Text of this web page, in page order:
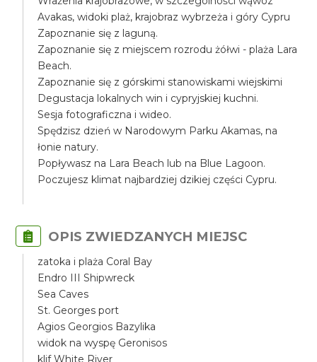
Avakas, widoki plaż, krajobraz wybrzeża i góry Cypru
Zapoznanie się z laguną.
Zapoznanie się z miejscem rozrodu żółwi - plaża Lara
Beach.
Zapoznanie się z górskimi stanowiskami wiejskimi
Degustacja lokalnych win i cypryjskiej kuchni.
Sesja fotograficzna i wideo.
Spędzisz dzień w Narodowym Parku Akamas, na
łonie natury.
Popływasz na Lara Beach lub na Blue Lagoon.
Poczujesz klimat najbardziej dzikiej części Cypru.
OPIS ZWIEDZANYCH MIEJSC
zatoka i plaża Coral Bay
Endro III Shipwreck
Sea Caves
St. Georges port
Agios Georgios Bazylika
widok na wyspę Geronisos
klif White River